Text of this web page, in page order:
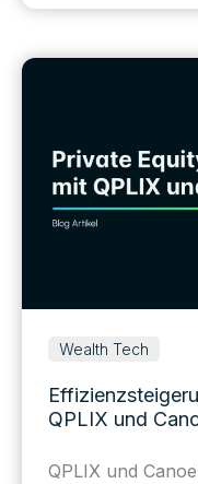
Wealth Tech
QPLIX und
QPLIX und Canoe